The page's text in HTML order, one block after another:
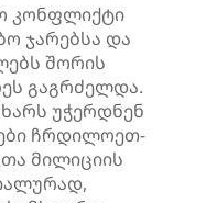
კონფლიქტი
ჯარებსა და
შორის
გაგრძელდა.
უჭერდნენ
ჩრდილოეთ-
მილიციის